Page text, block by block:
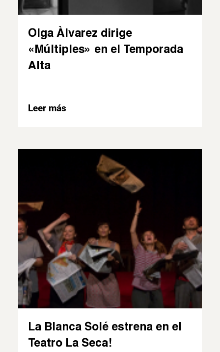
Olga Àlvarez dirige
«Múltiples» en el Temporada
Alta
Leer más
La Blanca Solé estrena en el
Teatro La Seca!